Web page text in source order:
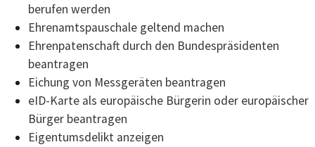
berufen werden
Ehrenamtspauschale geltend machen
Ehrenpatenschaft durch den Bundespräsidenten
beantragen
Eichung von Messgeräten beantragen
eID-Karte als europäische Bürgerin oder europäischer
Bürger beantragen
Eigentumsdelikt anzeigen